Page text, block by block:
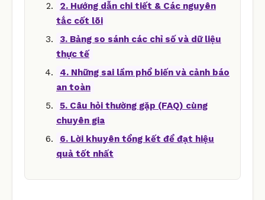
2. Hướng dẫn chi tiết & Các nguyên
tắc cốt lõi
3. Bảng so sánh các chỉ số và dữ liệu
thực tế
4. Những sai lầm phổ biến và cảnh báo
an toàn
5. Câu hỏi thường gặp (FAQ) cùng
chuyên gia
6. Lời khuyên tổng kết để đạt hiệu
quả tốt nhất